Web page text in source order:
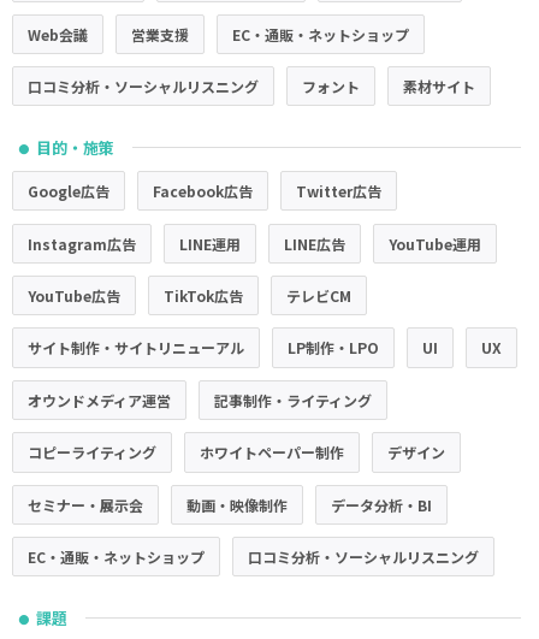
Web会議 営業支援 EC・通販・ネットショップ
口コミ分析・ソーシャルリスニング フォント 素材サイト
● 目的・施策
Google広告 Facebook広告 Twitter広告
Instagram広告 LINE運用 LINE広告 YouTube運用
YouTube広告 TikTok広告 テレビCM
サイト制作・サイトリニューアル LP制作・LPO UI UX
オウンドメディア運営 記事制作・ライティング
コピーライティング ホワイトペーパー制作 デザイン
セミナー・展示会 動画・映像制作 データ分析・BI
EC・通販・ネットショップ 口コミ分析・ソーシャルリスニング
● 課題